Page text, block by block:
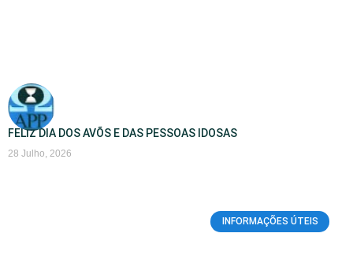
FELIZ DIA DOS AVÕS E DAS PESSOAS IDOSAS
28 Julho, 2026
INFORMAÇÕES ÚTEIS